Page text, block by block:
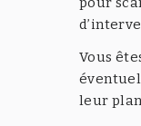
Vous
leur